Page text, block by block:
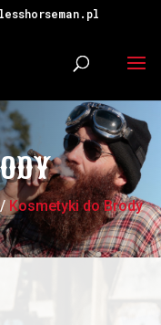
Kosmetyki do Brody